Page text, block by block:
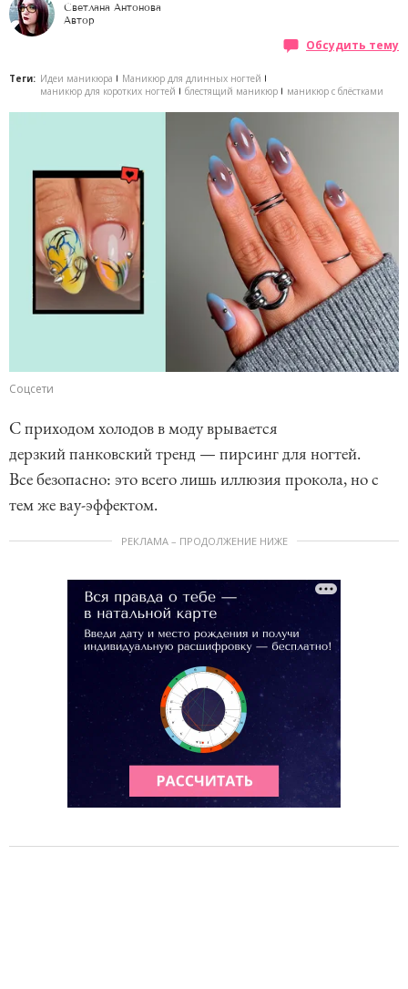
Светлана Антонова
Автор
Обсудить тему
Теги: Идеи маникюра
Маникюр для длинных ногтей
маникюр для коротких ногтей
блестящий маникюр маникюр с блёстками
Соцсети
С приходом холодов в моду врывается
дерзкий панковский тренд — пирсинг для ногтей.
Все безопасно: это всего лишь иллюзия прокола, но с
тем же вау-эффектом.
РЕКЛАМА – ПРОДОЛЖЕНИЕ НИЖЕ